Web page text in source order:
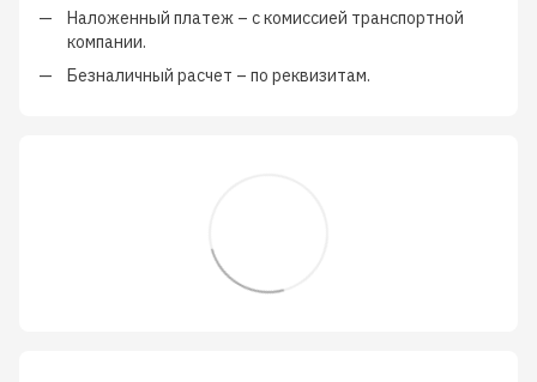
Наложенный платеж – скомиссией транспортной
компании.
Безналичный расчет – по реквизитам.